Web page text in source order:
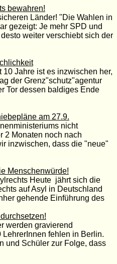
bewahren!
Länder! "Die Wahlen in
gezeigt: Je mehr SPD und
weiter verschiebt sich der
Jahre ist es inzwischen her,
der Grenz"schutz"agentur
Tor dessen baldiges Ende
am 27.9.
nicht
2 Monaten noch nach
inzwischen, dass die "neue"
Menschenwürde!
Heute jährt sich die
auf Asyl in Deutschland
gehende Einführung des
werden gravierend
fehlen in Berlin.
und Schüler zur Folge, dass